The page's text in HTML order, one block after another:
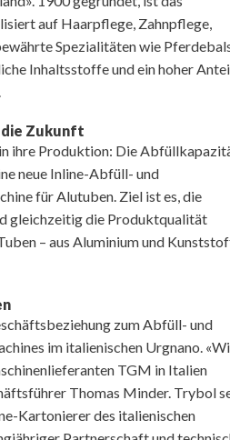
auf Haarpflege, Zahnpflege,
Spezialitäten wie
Inhaltsstoffe und ein hoher
die Zukunft
ihre Produktion: Die
neue Inline-Abfüll- und
für Alutuben. Ziel ist es, die
gleichzeitig die Produktqualität
– aus Aluminium und
zum Abfüll- und
im italienischen Urgnano.
TGM in Italien
Thomas Minder. Trybol
Kartonierer des italienischen